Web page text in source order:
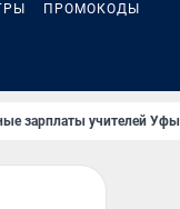
ПРОМОКОДЫ
зарплаты учителей Уфы